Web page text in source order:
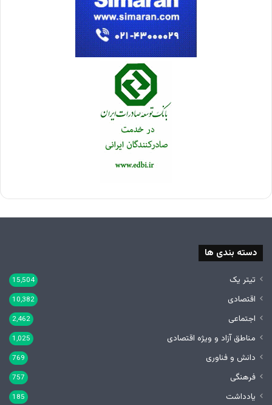
دسته بندی ها
تیتر یک 15,504
اقتصادی 10,382
اجتماعی 2,462
مناطق آزاد و ویژه اقتصادی 1,025
دانش و فناوری 769
فرهنگی 757
یادداشت 185